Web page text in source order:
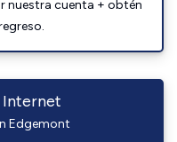
nuestra cuenta + obtén
Edgemont